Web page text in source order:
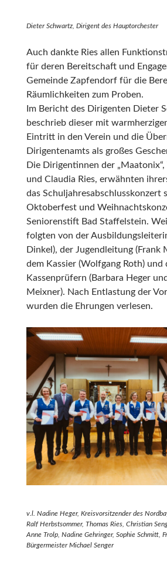
Dieter Schwartz, Dirigent des Hauptorchester
Auch dankte Ries allen
für deren Bereitschaft und
Gemeinde Zapfendorf für die
Räumlichkeiten zum Proben.
Im Bericht des Dirigenten Dieter
beschrieb dieser mit
Eintritt in den Verein und die
Dirigentenamts als großes
Die Dirigentinnen der „Maatonix“,
und Claudia Ries, erwähnten
das Schuljahresabschlusskonzert
Oktoberfest und
Seniorenstift Bad Staffelstein.
folgten von der
Dinkel), der Jugendleitung (Frank
dem Kassier (Wolfgang Roth) und
Kassenprüfern (Barbara Heger
Meixner). Nach Entlastung der
wurden die Ehrungen verlesen.
v.l. Nadine Heger, Kreisvorsitzender des
Ralf Herbstsommer, Thomas Ries, Christian
Anne Trolp, Nadine Gehringer, Sophie Schmitt,
Bürgermeister Michael Senger